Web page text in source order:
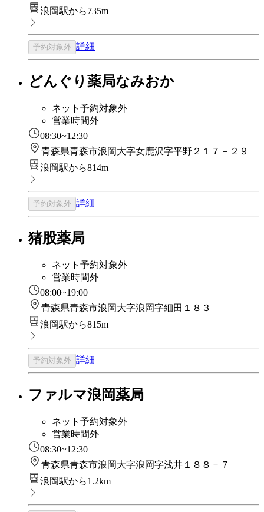
浪岡駅から735m
予約対象外 詳細
どんぐり薬局なみおか
ネット予約対象外
営業時間外
08:30~12:30
青森県青森市浪岡大字女鹿沢字平野２１７－２９
浪岡駅から814m
予約対象外 詳細
猪股薬局
ネット予約対象外
営業時間外
08:00~19:00
青森県青森市浪岡大字浪岡字細田１８３
浪岡駅から815m
予約対象外 詳細
ファルマ浪岡薬局
ネット予約対象外
営業時間外
08:30~12:30
青森県青森市浪岡大字浪岡字浅井１８８－７
浪岡駅から1.2km